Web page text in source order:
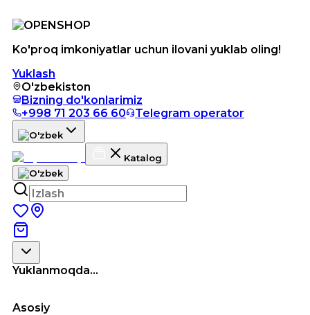
Ko'proq imkoniyatlar uchun ilovani yuklab oling!
Yuklash
O'zbekiston
Bizning do'konlarimiz
+998 71 203 66 60
Telegram operator
Katalog
Yuklanmoqda...
Asosiy